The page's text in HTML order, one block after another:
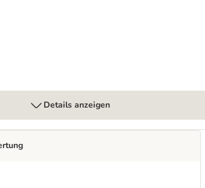
Details anzeigen